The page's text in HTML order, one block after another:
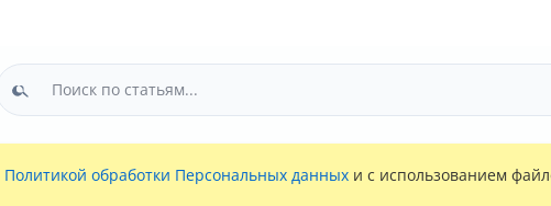
Политикой обработки Персональных данных и с использованием